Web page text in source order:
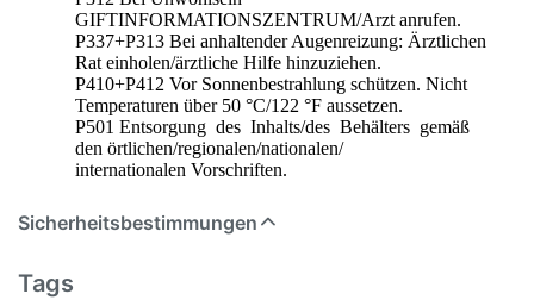
GIFTINFORMATIONSZENTRUM/Arzt anrufen.
P337+P313 Bei anhaltender Augenreizung: Ärztlichen
Rat einholen/ärztliche Hilfe hinzuziehen.
P410+P412 Vor Sonnenbestrahlung schützen. Nicht
Temperaturen über 50 °C/122 °F aussetzen.
P501 Entsorgung des Inhalts/des Behälters gemäß
den örtlichen/regionalen/nationalen/
internationalen Vorschriften.
Sicherheitsbestimmungen
Tags